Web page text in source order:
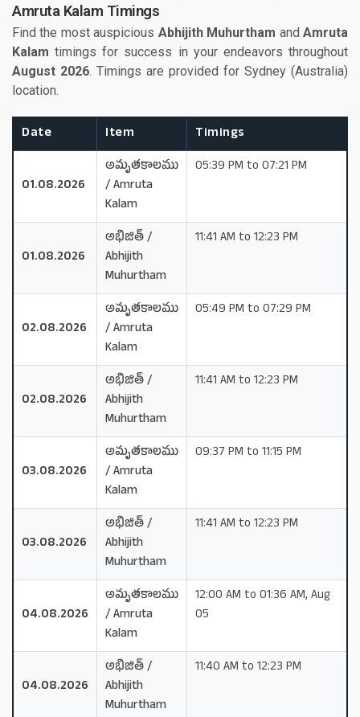
Amruta Kalam Timings
Find the most auspicious Abhijith Muhurtham andAmruta
Kalam timings for success in your endeavors throughout
August 2026. Timings are provided for Sydney (Australia)
location.
Date Item Timings
01.08.2026
అమృతకాలము
/ Amruta
Kalam
05:39 PM to 07:21 PM
01.08.2026
అభిజిత్ /
Abhijith
Muhurtham
11:41 AM to 12:23 PM
02.08.2026
అమృతకాలము
/ Amruta
Kalam
05:49 PM to 07:29 PM
02.08.2026
అభిజిత్ /
Abhijith
Muhurtham
11:41 AM to 12:23 PM
03.08.2026
అమృతకాలము
/ Amruta
Kalam
09:37 PM to 11:15 PM
03.08.2026
అభిజిత్ /
Abhijith
Muhurtham
11:41 AM to 12:23 PM
04.08.2026
అమృతకాలము
/ Amruta
Kalam
12:00 AM to 01:36 AM, Aug
05
04.08.2026
అభిజిత్ /
Abhijith
Muhurtham
11:40 AM to 12:23 PM